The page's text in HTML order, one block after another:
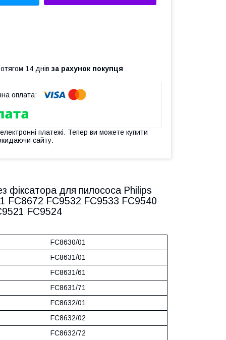
14 днів за рахунок покупця
платежі. Тепер ви можете купити
сайту.
фіксатора для пилососа Philips
FC8672 FC9532 FC9533 FC9540
FC9524
FC8630/01
FC8631/01
FC8631/61
FC8631/71
FC8632/01
FC8632/02
FC8632/72